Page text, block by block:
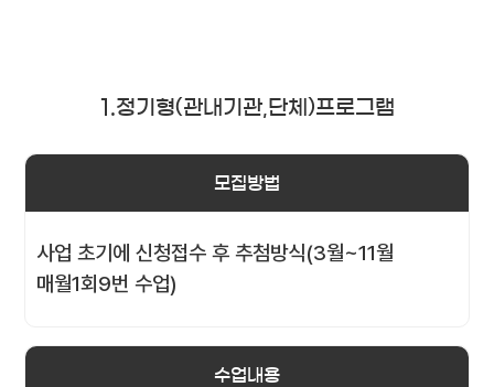
1.정기형(관내기관,단체)프로그램
모집방법
사업 초기에 신청접수 후 추첨방식(3월~11월
매월1회9번 수업)
수업내용